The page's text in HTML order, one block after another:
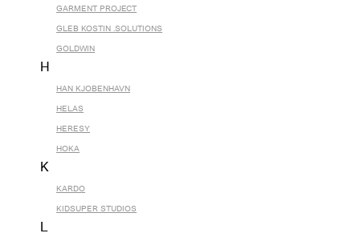
GARMENT PROJECT
GLEB KOSTIN .SOLUTIONS
GOLDWIN
H
HAN KJOBENHAVN
HELAS
HERESY
HOKA
K
KARDO
KIDSUPER STUDIOS
L